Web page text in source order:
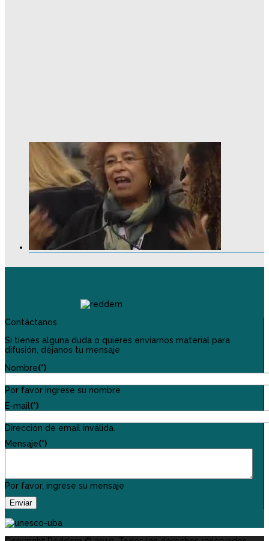
Contáctanos
Si tienes alguna duda o quieres enviarnos material para
difusión, déjanos tu mensaje
Nombre(*)
Por favor ingrese su nombre
E-mail(*)
Dirección de email inválida.
Mensaje(*)
Por favor, ingrese su mensaje
Enviar